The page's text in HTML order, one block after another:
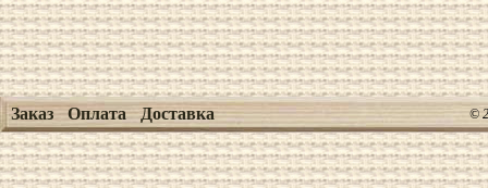
Заказ Оплата Доставка ©